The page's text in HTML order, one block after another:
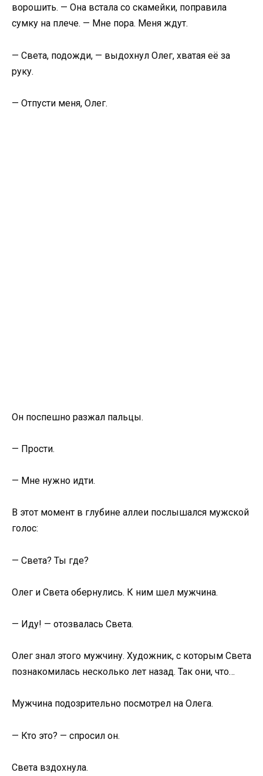
ворошить. — Она встала со скамейки, поправила
сумку на плече. — Мне пора. Меня ждут.
— Света, подожди, — выдохнул Олег, хватая её за
руку.
— Отпусти меня, Олег.
Он поспешно разжал пальцы.
— Прости.
— Мне нужно идти.
В этот момент в глубине аллеи послышался мужской
голос:
— Света? Ты где?
Олег и Света обернулись. К ним шел мужчина.
— Иду! — отозвалась Света.
Олег знал этого мужчину. Художник, с которым Света
познакомилась несколько лет назад. Так они, что…
Мужчина подозрительно посмотрел на Олега.
— Кто это? — спросил он.
Света вздохнула.